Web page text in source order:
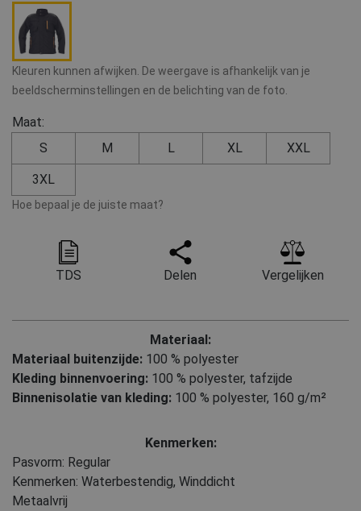
Kleuren kunnen afwijken. De weergave is afhankelijk van je
beeldscherminstellingen en de belichting van de foto.
Maat:
S
M L XL XXL
3XL
Hoe bepaal je de juiste maat?
TDS Delen Vergelijken
Materiaal:
Materiaal buitenzijde: 100 % polyester
Kleding binnenvoering: 100 % polyester, tafzijde
Binnenisolatie van kleding: 100 % polyester, 160 g/m²
Kenmerken:
Pasvorm: Regular
Kenmerken: Waterbestendig, Winddicht
Metaalvrij